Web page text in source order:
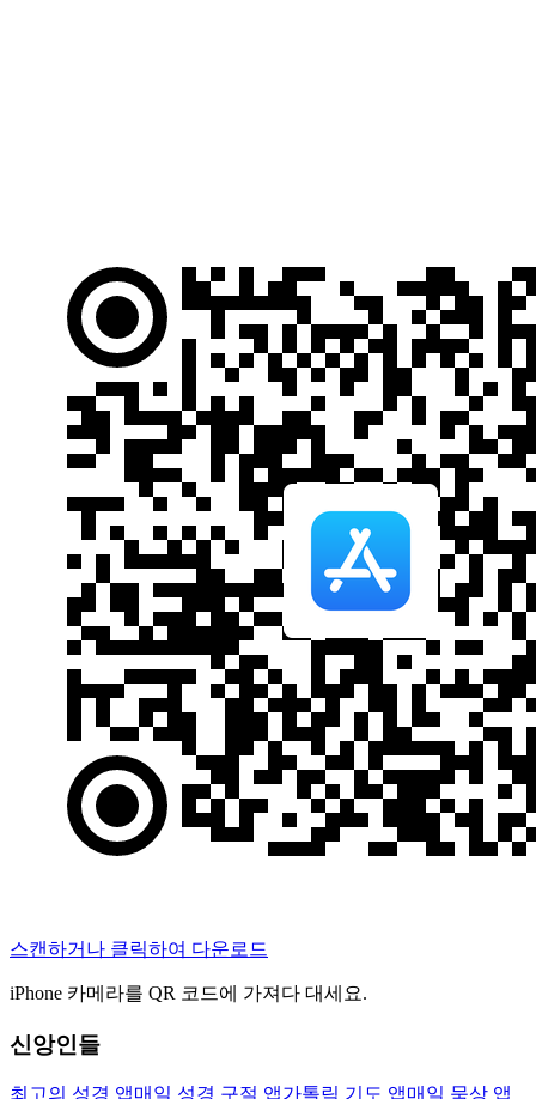
스캔하거나 클릭하여 다운로드
iPhone 카메라를 QR 코드에 가져다 대세요.
신앙인들
최고의 성경 앱매일 성경 구절 앱가톨릭 기도 앱매일 묵상 앱